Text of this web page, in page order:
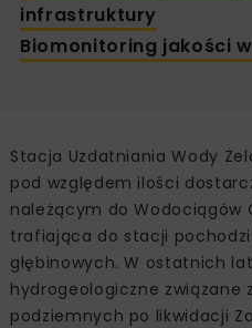
infrastruktury
Biomonitoring jakości
Stacja Uzdatniania Wody
pod względem ilości
należącym do Wodociągów
trafiająca do stacji
głębinowych. W ostatnich
hydrogeologiczne związane
podziemnych po likwidacji